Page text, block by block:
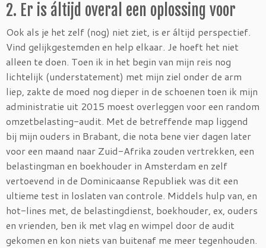
2. Er is áltijd overal een oplossing voor
Ook als je het zelf (nog) niet ziet, is er áltijd perspectief.
Vind gelijkgestemden en help elkaar. Je hoeft het niet
alleen te doen. Toen ik in het begin van mijn reis nog
lichtelijk (understatement) met mijn ziel onder de arm
liep, zakte de moed nog dieper in de schoenen toen ik mijn
administratie uit 2015 moest overleggen voor een random
omzetbelasting-audit. Met de betreffende map liggend
bij mijn ouders in Brabant, die nota bene vier dagen later
voor een maand naar Zuid-Afrika zouden vertrekken, een
belastingman en boekhouder in Amsterdam en zelf
vertoevend in de Dominicaanse Republiek was dit een
ultieme test in loslaten van controle. Middels hulp van, en
hot-lines met, de belastingdienst, boekhouder, ex, ouders
en vrienden, ben ik met vlag en wimpel door de audit
gekomen en kon niets van buitenaf me meer tegenhouden.